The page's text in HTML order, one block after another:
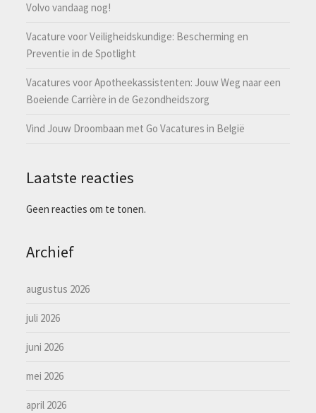
Volvo vandaag nog!
Vacature voor Veiligheidskundige: Bescherming en
Preventie in de Spotlight
Vacatures voor Apotheekassistenten: Jouw Weg naar een
Boeiende Carrière in de Gezondheidszorg
Vind Jouw Droombaan met Go Vacatures in België
Laatste reacties
Geen reacties om te tonen.
Archief
augustus 2026
juli 2026
juni 2026
mei 2026
april 2026